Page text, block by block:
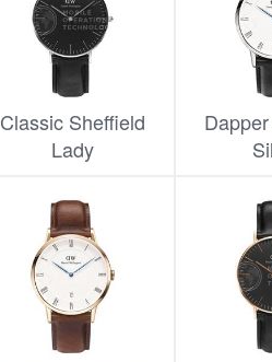
Classic Sheffield
Lady